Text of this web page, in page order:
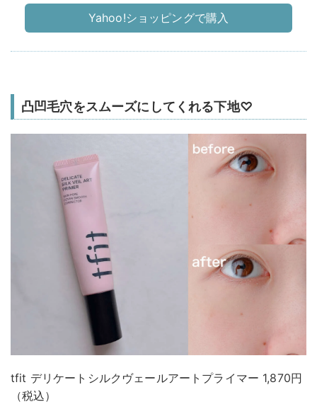
Yahoo!ショッピングで購入
凸凹毛穴をスムーズにしてくれる下地♡
tfit デリケートシルクヴェールアートプライマー 1,870円
（税込）